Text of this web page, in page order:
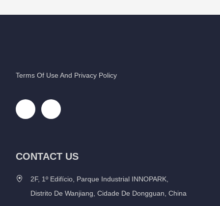
Terms Of Use And Privacy Policy
CONTACT US
2F, 1º Edifício, Parque Industrial INNOPARK,
Distrito De Wanjiang, Cidade De Dongguan, China